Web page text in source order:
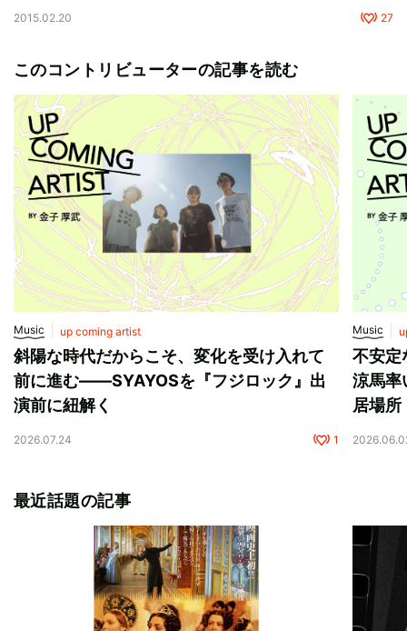
2015.02.20
27
このコントリビューターの記事を読む
Music up coming artist
斜陽な時代だからこそ、変化を受け入れて
前に進む——SYAYOSを『フジロック』出
演前に紐解く
2026.07.24 1
Music
不安定
涼馬率
居場所
最近話題の記事